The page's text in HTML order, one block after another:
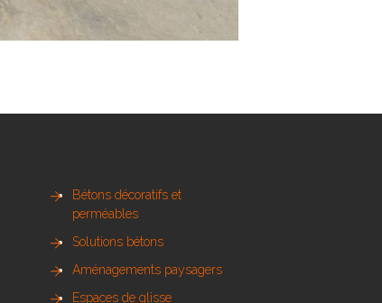
Bétons décoratifs et
perméables
Solutions bétons
Aménagements paysagers
Espaces de glisse